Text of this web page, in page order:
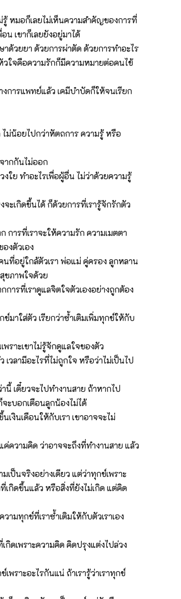
หมอก็เลยไม่เห็นความสำคัญของการที่
น เขาก็เลยยังอยู่มาได้
ด้วยยา ด้วยการผ่าตัด ด้วยการทำอะไร
วใจคือความรักก็มีความหมายต่อคนไข้
งการแพทย์แล้ว เคมีบำบัดก็ให้จนเรียก
ม่น้อยไปกว่าหัตถการ ความรู้ หรือ
ากกันไม่ออก
งใย ทำอะไรเพื่อผู้อื่น ไม่ว่าด้วยความรู้
ะเกิดขึ้นได้ ก็ด้วยการที่เรารู้จักรักตัว
ารที่เราจะให้ความรัก ความเมตตา
องตัวเอง
นที่อยู่ใกล้ตัวเรา พ่อแม่ คู่ครอง ลูกหลาน
ขภาพใจด้วย
ารที่เราดูแลจิตใจตัวเองอย่างถูกต้อง
มาใส่ตัว เรียกว่าซ้ำเติมเพิ่มทุกข์ให้กับ
ราะเขาไม่รู้จักดูแลใจของตัว
วลามีอะไรที่ไม่ถูกใจ หรือว่าไม่เป็นไป
เดี๋ยวจะไปทำงานสาย ถ้าหากไป
จะบอกเตือนลูกน้องไม่ได้
เงินเดือนให้กับเรา เขาอาจจะไม่
ความคิด ว่าอาจจะถึงที่ทำงานสาย แล้ว
เป็นจริงอย่างเดียว แต่ว่าทุกข์เพราะ
เกิดขึ้นแล้ว หรือสิ่งที่ยังไม่เกิด แต่คิด
ามทุกข์ที่เราซ้ำเติมให้กับตัวเราเอง
ดเพราะความคิด คิดปรุงแต่งไปล่วง
ราะอะไรกันแน่ ถ้าเรารู้ว่าเราทุกข์